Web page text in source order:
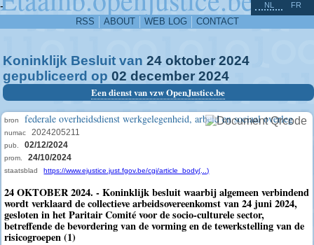
-
RSS ABOUT WEB LOG CONTACT
NL FR
Koninklijk Besluit van 24 oktober 2024
gepubliceerd op 02 december 2024
Een dienst van vzw OpenJustice.be
bron federale overheidsdienst werkgelegenheid, arbeid en sociaal overleg
numac 2024205211
pub. 02/12/2024
prom. 24/10/2024
staatsblad https://www.ejustice.just.fgov.be/cgi/article_body(...)
24 OKTOBER 2024. - Koninklijk besluit waarbij algemeen verbindend
wordt verklaard de collectieve arbeidsovereenkomst van 24 juni 2024,
gesloten in het Paritair Comité voor de socio-culturele sector,
betreffende de bevordering van de vorming en de tewerkstelling van de
risicogroepen (1)
^